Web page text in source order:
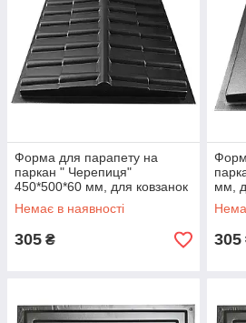
Форма для парапету на
паркан " Черепиця"
450*500*60 мм, для ковзанок
на паркан
Немає в наявності
305 ₴
мм,
305